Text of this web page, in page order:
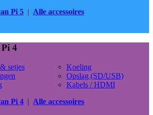
Pi 5 | Alle accessoires
4
setjes
Koeling
Opslag (SD/USB)
Kabels / HDMI
Pi 4 | Alle accessoires